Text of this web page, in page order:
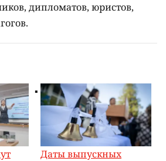
дипломатов, юристов,
Даты выпускных